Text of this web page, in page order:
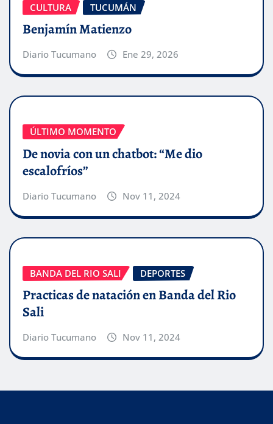
CULTURA TUCUMÁN
Benjamín Matienzo
Diario Tucumano Ene 29, 2026
ÚLTIMO MOMENTO
De novia con un chatbot: “Me dio
escalofríos”
Diario Tucumano Nov 11, 2024
BANDA DEL RIO SALI DEPORTES
Practicas de natación en Banda del Rio
Sali
Diario Tucumano Nov 11, 2024